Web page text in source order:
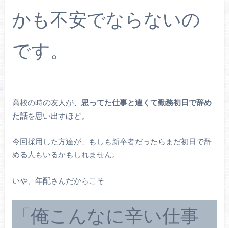
かも不安でならないの
です。
高校の時の友人が、 思ってた仕事と違くて勤務初日で辞め
た話を思い出すほど。
今回採用した方達が、もしも新卒者だったらまだ初日で辞
める人もいるかもしれません。
いや、年配さんだからこそ
「俺こんなに辛い仕事